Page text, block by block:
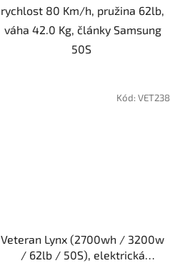
rychlost 80 Km/h, pružina 62lb,
váha 42.0 Kg, články Samsung
50S
Veteran Lynx (2700wh / 3200w
/ 62lb / 50S), elektrická
Kód: VET238